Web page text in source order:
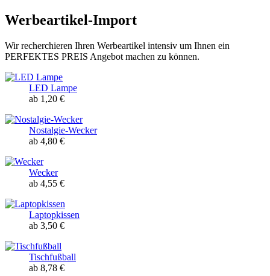
Werbeartikel-Import
Wir recherchieren Ihren Werbeartikel intensiv um Ihnen ein
PERFEKTES PREIS Angebot machen zu können.
LED Lampe
ab 1,20 €
Nostalgie-Wecker
ab 4,80 €
Wecker
ab 4,55 €
Laptopkissen
ab 3,50 €
Tischfußball
ab 8,78 €